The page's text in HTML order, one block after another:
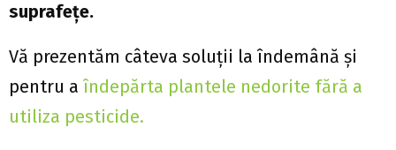
suprafețe.
Vă prezentăm câteva soluții la îndemână și
pentru aîndepărta plantele nedorite fără a
utiliza pesticide.